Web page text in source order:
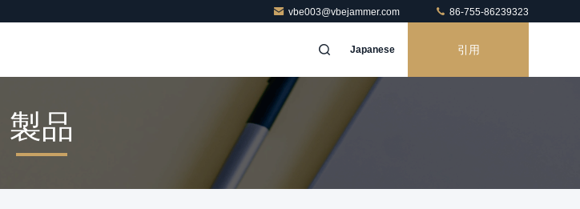
vbe003@vbejammer.com 86-755-86239323
Japanese 引用
製品